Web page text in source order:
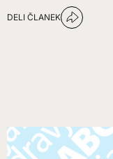
DELI ČLANEK